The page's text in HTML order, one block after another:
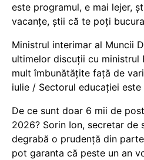
este programul, e mai lejer,
vacanţe, știi că te poți
Ministrul interimar al Muncii
ultimelor discuții cu ministrul
mult îmbunătățite față de
iulie / Sectorul educației este
De ce sunt doar 6 mii de
2026? Sorin Ion, secretar de
degrabă o prudență din
pot garanta că peste un an